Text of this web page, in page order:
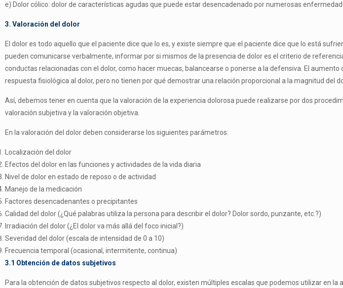
e) Dolor cólico: dolor de características agudas que puede estar desencade­nado por numerosas
3. Valoración del dolor
El dolor es todo aquello que el paciente dice que lo es, y existe siempre que el paciente dice que lo está
pueden comunicarse verbalmente, informar por si mismos de la presencia de dolor es el criterio de
conductas relacionadas con el dolor, como hacer muecas, balancearse o ponerse a la defensiva. El
respuesta fisiológica al dolor, pero no tienen por qué demostrar una relación proporcional a la magnitud del
Así, debemos tener en cuenta que la valoración de la experiencia dolorosa puede realizarse por dos
valoración subjetiva y la valoración objetiva.
En la valoración del dolor deben considerarse los siguientes parámetros:
Localización del dolor
Efectos del dolor en las funciones y actividades de la vida diaria
Nivel de dolor en estado de reposo o de actividad
Manejo de la medicación
Factores desencadenantes o precipitantes
Calidad del dolor (¿Qué palabras utiliza la persona para describir el dolor? Dolor sordo, punzante, etc.?)
Irradiación del dolor (¿El dolor va más allá del foco inicial?)
Severidad del dolor (escala de intensidad de 0 a 10)
Frecuencia temporal (ocasional, intermitente, continua)
3.1 Obtención de datos subjetivos
Para la obtención de datos subjetivos respecto al dolor, existen múltiples escalas que podemos utilizar en